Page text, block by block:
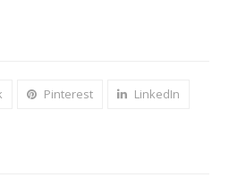
Pinterest LinkedIn